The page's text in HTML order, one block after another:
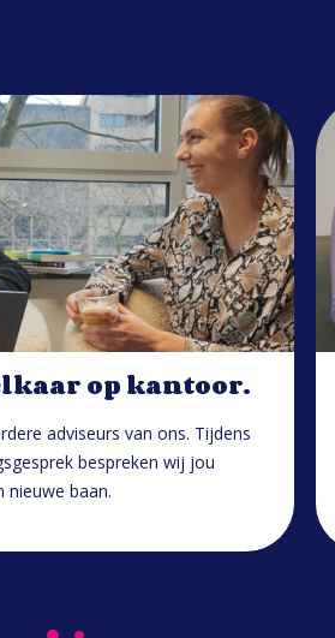
op kantoor.
adviseurs van ons. Tijdens
bespreken wij jou
nieuwe baan.